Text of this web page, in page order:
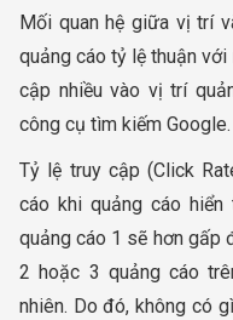
Mối quan hệ giữa vị trí
quảng cáo tỷ lệ thuận
cập nhiều vào vị trí
công cụ tìm kiếm Google.
Tỷ lệ truy cập (Click
cáo khi quảng cáo
quảng cáo 1 sẽ hơn gấp
2 hoặc 3 quảng cáo
nhiên. Do đó, không có